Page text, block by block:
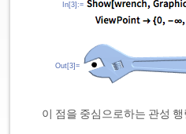
In[3]:=
Out[3]=
이 점을 중심으로하는 관성